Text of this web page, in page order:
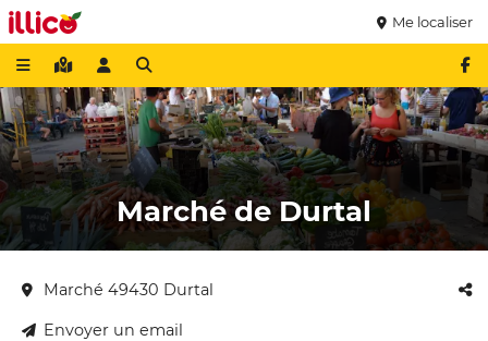
Me localiser
Marché de Durtal
Marché 49430 Durtal
Envoyer un email